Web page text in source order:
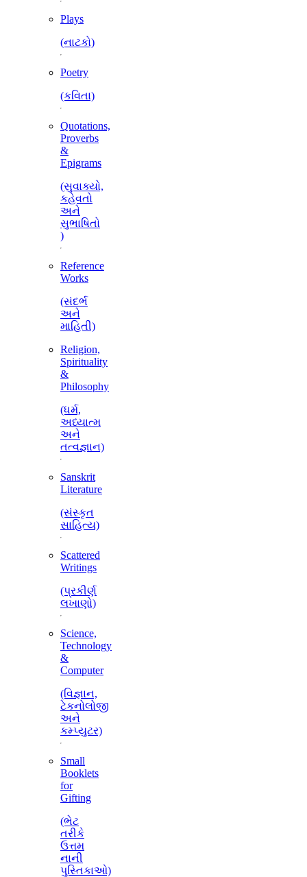
Plays
(નાટકો)
Poetry
(કવિતા)
Quotations,
Proverbs
&
Epigrams
(સુવાક્યો,
કહેવતો
અને
સુભાષિતો
)
Reference
Works
(સંદર્ભ
અને
માહિતી)
Religion,
Spirituality
&
Philosophy
(ધર્મ,
અધ્યાત્મ
અને
તત્વજ્ઞાન)
Sanskrit
Literature
(સંસ્કૃત
સાહિત્ય)
Scattered
Writings
(પ્રકીર્ણ
લખાણો)
Science,
Technology
&
Computer
(વિજ્ઞાન,
ટેકનોલોજી
અને
કમ્પ્યુટર)
Small
Booklets
for
Gifting
(ભેટ
તરીકે
ઉત્તમ
નાની
પુસ્તિકાઓ)